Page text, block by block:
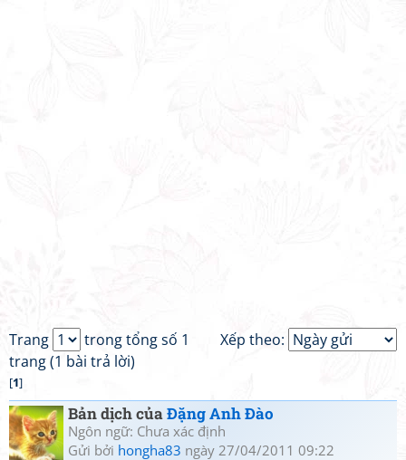
Xếp theo:
Trang
trong tổng số 1
trang (1 bài trả lời)
[1]
Bản dịch củaĐặng Anh Đào
Ngôn ngữ: Chưa xác định
Gửi bởi hongha83 ngày 27/04/2011 09:22